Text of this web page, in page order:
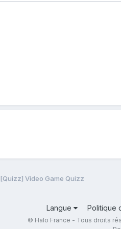
[Quizz] Video Game Quizz
Langue Politique
© Halo France - Tous droits